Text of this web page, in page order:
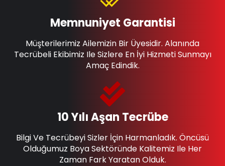
10 Yılı Aşan Tecrübe
Bilgi Ve Tecrübeyi Sizler İçin Harmanladık. Öncüsü
Olduğumuz Boya Sektöründe Kalitemiz Ile Her
Zaman Fark Yaratan Olduk.
Memnuniyet Garantisi
Müşterilerimiz Ailemizin Bir Üyesidir. Alanında
Tecrübeli Ekibimiz Ile Sizlere En İyi Hizmeti Sunmayı
Amaç Edindik.